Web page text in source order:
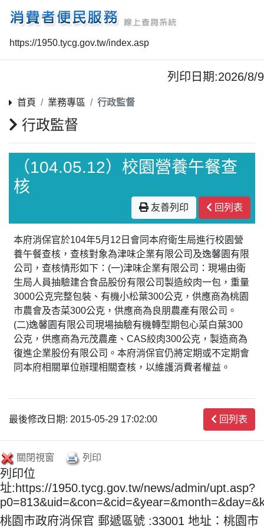
https://1950.tycg.gov.tw/index.asp
列印日期:2026/8/9
首頁 業務專區 行政監督
行政監督
（104.05.12）校園營養午餐查
核
友善列印 回列表
本府消保官於104年5月12日會同本府衛生局進行校園營
養午餐查核，查核對象為津味企業有限公司及逸馨園有限
公司，查核情形如下：(一)津味企業有限公司：現場由衛
生局人員抽驗建合食品股份有限公司製造絞肉一包，重量
3000公克完整包裝、有機小松葉300公克，供應商為桃園
市農會及杏菜300公克，供應商為良朋農產有限公司。
(二)逸馨園有限公司現場抽驗有機轉型期包心菜白葉300
公克，供應商為元茂農產、CAS絞肉300公克，製造商為
復進企業股份有限公司。本府消保官仍將定期或不定期會
同本府相關單位辦理相關查核，以維護消費者權益。
最後修改日期: 2015-05-29 17:02:00 回列表
關閉視窗 列印
列印位
址:https://1950.tycg.gov.tw/news/admin/upt.asp?
桃園市政府消保官 郵遞區號 :33001 地址：桃園市